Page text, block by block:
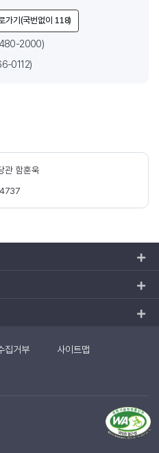
가기(국번없이 118)
2000)
0112)
관 함훈욱
집거부
사이트맵